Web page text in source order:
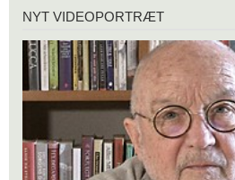
videoportræt
NYT VIDEOPORTRÆT